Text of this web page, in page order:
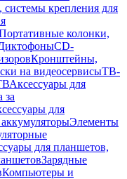
системы крепления для
колонки,
CD-
Кронштейны,
на видеосервисыТВ-
Аксессуары для
за
для
Элементы
для планшетов,
Зарядные
Компьютеры и